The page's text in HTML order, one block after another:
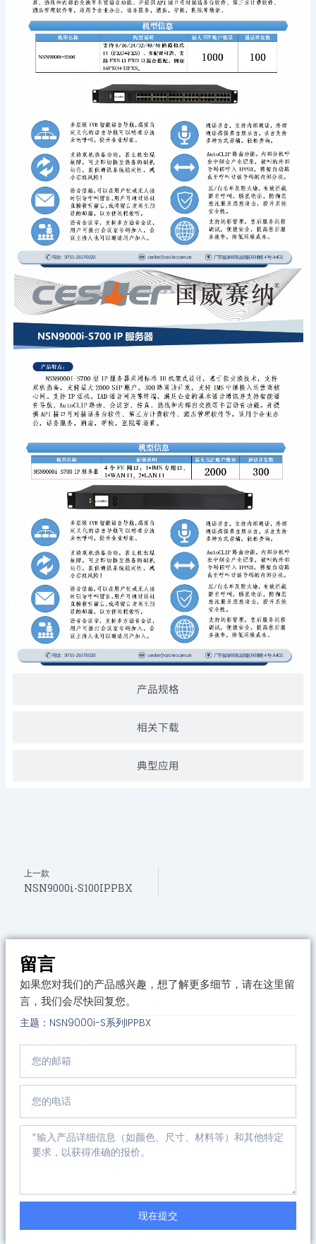
产品规格
相关下载
典型应用
Prev
上一款
NSN9000i-S100IPPBX
留言
如果您对我们的产品感兴趣，想了解更多细节，请在这里留
言，我们会尽快回复您。
主题：NSN9000i-S系列IPPBX
Message
现在提交